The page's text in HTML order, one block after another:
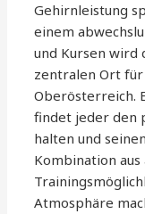
Gehirnleistung
einem
und Kursen wird
zentralen Ort
Oberösterreich.
findet jeder den
halten und
Kombination
Atmosphäre